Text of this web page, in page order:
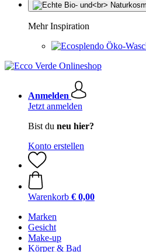
Mehr Inspiration
Öko-
Anmelden
Jetzt anmelden
Bist du neu hier?
Konto erstellen
Warenkorb € 0,00
Marken
Gesicht
Make-up
Körper & Bad